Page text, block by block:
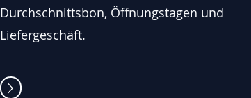
Durchschnittsbon, Öffnungstagen und
Liefergeschäft.